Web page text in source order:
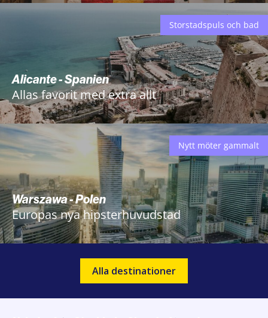
Storstadspuls och bad
Alicante - Spanien
Allas favorit med extra allt
Nytt möter gammalt
Warszawa - Polen
Europas nya hipsterhuvudstad
Alla destinationer